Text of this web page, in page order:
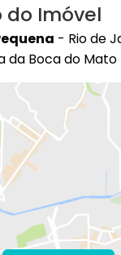
do Imóvel
- Rio de
da Boca do Mato